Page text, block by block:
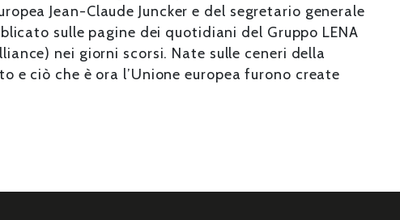
Jean-Claude Juncker e del segretario generale
sulle pagine dei quotidiani del Gruppo LENA
nei giorni scorsi. Nate sulle ceneri della
e ciò che è ora l’Unione europea furono create